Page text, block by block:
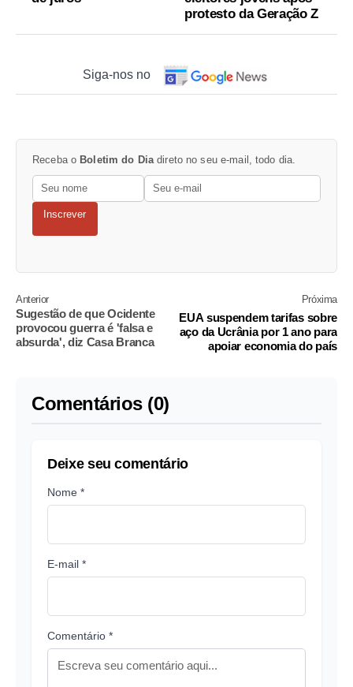
protesto da Geração Z
Siga-nos no
Receba o Boletim do Diadireto no seu e-mail, todo dia.
Inscrever
Anterior
Sugestão de que Ocidente
provocou guerra é 'falsa e
absurda', diz Casa Branca
Próxima
EUA suspendem tarifas sobre
aço da Ucrânia por 1 ano para
apoiar economia do país
Comentários (0)
Deixe seu comentário
Nome *
E-mail *
Comentário *